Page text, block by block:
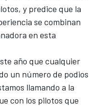
y predice que la
se combinan
en esta
año que cualquier
un número de podios
llamando a la
con los pilotos que